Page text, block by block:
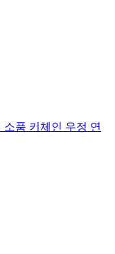
소품 키체인 우정 연